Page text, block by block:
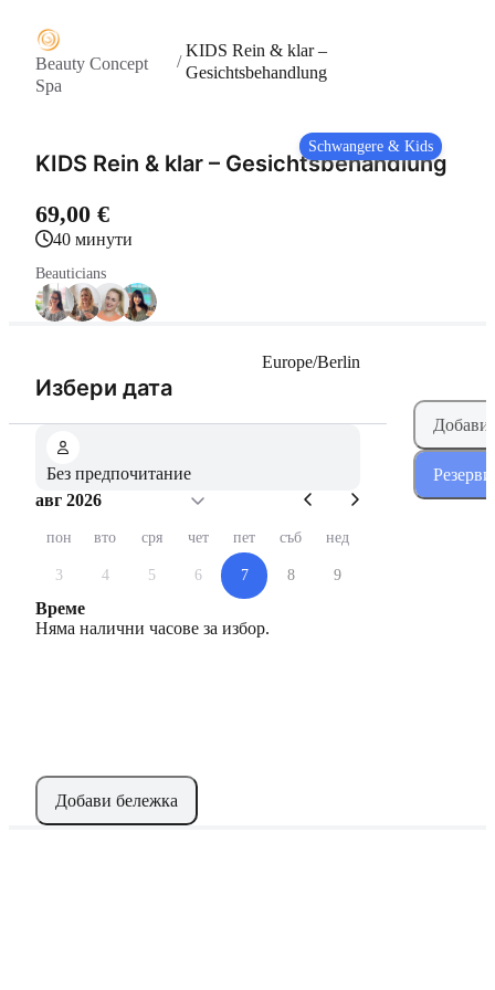
Beauty Concept
Spa
/
KIDS Rein & klar –
Gesichtsbehandlung
Schwangere & Kids
KIDS Rein & klar – Gesichtsbehandlung
69,00 €
40 минути
Beauticians
Избери дата(Стъпка 1 от 2)
Europe/Berlin
Без предпочитание
авг 2026
пон вто сря чет пет съб нед
3 4 5 6 7 8 9
Време
Няма налични часове за избор.
Добави бележка
Добави